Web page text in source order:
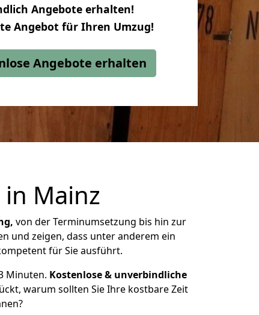
Angebote erhalten!
Angebot für Ihren Umzug!
Angebote erhalten
Mainz
von der Terminumsetzung bis hin zur
und zeigen, dass unter anderem ein
für Sie ausführt.
Minuten. Kostenlose & unverbindliche
warum sollten Sie Ihre kostbare Zeit